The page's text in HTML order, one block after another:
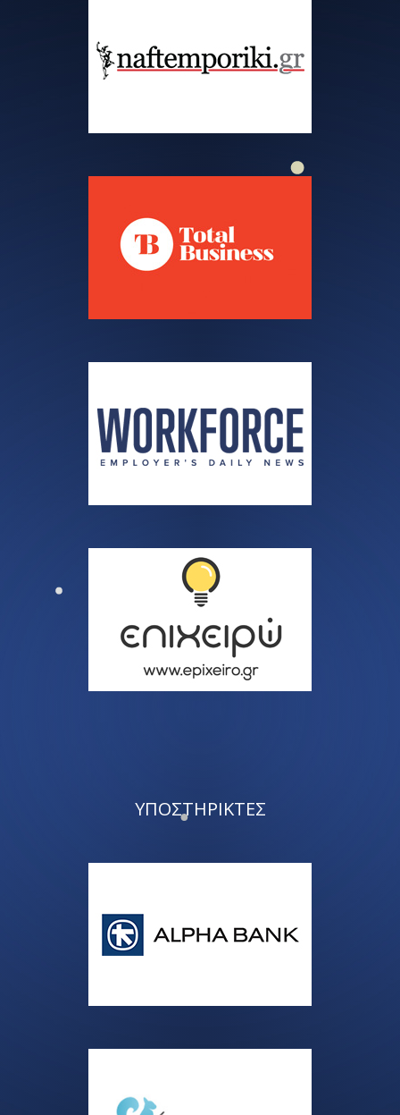
ΥΠΟΣΤΗΡΙΚΤΕΣ